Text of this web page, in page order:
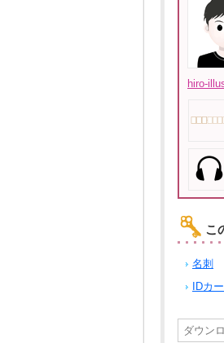
hiro-
こ
名刺
IDカ